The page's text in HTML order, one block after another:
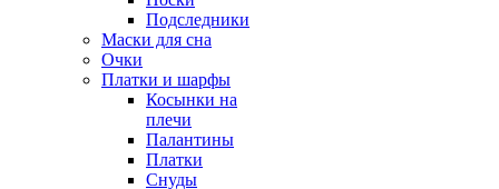
Подследники
Маски для сна
Очки
Платки и шарфы
Косынки на
плечи
Палантины
Платки
Снуды